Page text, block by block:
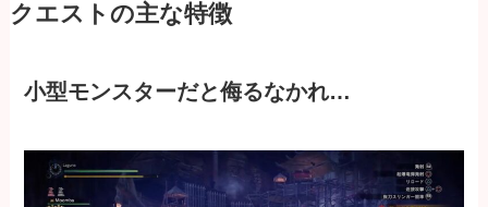
クエストの主な特徴
小型モンスターだと侮るなかれ…